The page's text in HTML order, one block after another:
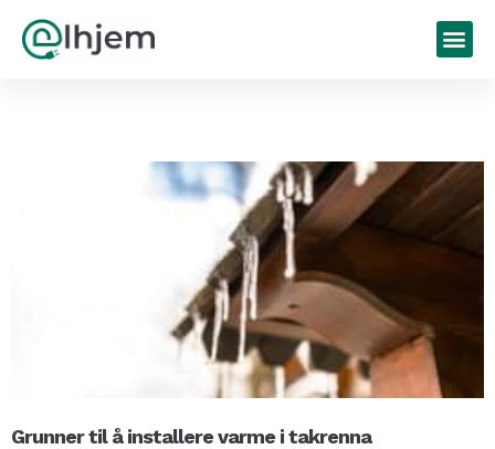
Grunner til å installere varme i takrenna